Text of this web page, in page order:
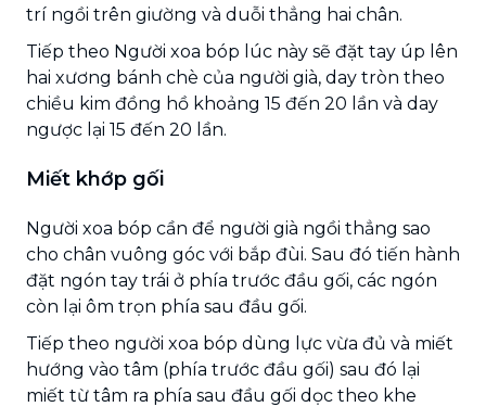
trí ngồi trên giường và duỗi thẳng hai chân.
Tiếp theo Người xoa bóp lúc này sẽ đặt tay úp lên
hai xương bánh chè của người già, day tròn theo
chiều kim đồng hồ khoảng 15 đến 20 lần và day
ngược lại 15 đến 20 lần.
Miết khớp gối
Người xoa bóp cần để người già ngồi thẳng sao
cho chân vuông góc với bắp đùi. Sau đó tiến hành
đặt ngón tay trái ở phía trước đầu gối, các ngón
còn lại ôm trọn phía sau đầu gối.
Tiếp theo người xoa bóp dùng lực vừa đủ và miết
hướng vào tâm (phía trước đầu gối) sau đó lại
miết từ tâm ra phía sau đầu gối dọc theo khe